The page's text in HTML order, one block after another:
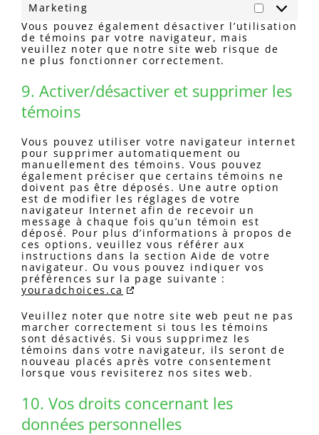
Marketing
Vous pouvez également désactiver l’utilisation
de témoins par votre navigateur, mais
veuillez noter que notre site web risque de
ne plus fonctionner correctement.
9. Activer/désactiver et supprimer les
témoins
Vous pouvez utiliser votre navigateur internet
pour supprimer automatiquement ou
manuellement des témoins. Vous pouvez
également préciser que certains témoins ne
doivent pas être déposés. Une autre option
est de modifier les réglages de votre
navigateur Internet afin de recevoir un
message à chaque fois qu’un témoin est
déposé. Pour plus d’informations à propos de
ces options, veuillez vous référer aux
instructions dans la section Aide de votre
navigateur. Ou vous pouvez indiquer vos
préférences sur la page suivante :
youradchoices.ca
Veuillez noter que notre site web peut ne pas
marcher correctement si tous les témoins
sont désactivés. Si vous supprimez les
témoins dans votre navigateur, ils seront de
nouveau placés après votre consentement
lorsque vous revisiterez nos sites web.
10. Vos droits concernant les
données personnelles